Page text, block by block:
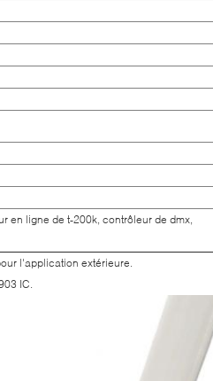
en ligne de t-200k, contrôleur de dmx,
l'application extérieure.
IC.